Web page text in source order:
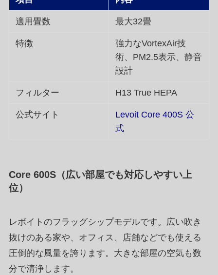
適用畳数 最大32畳
特徴
強力なVortexAir技
術、PM2.5表示、静音
設計
フィルター H13 True HEPA
公式サイト
Levoit Core 400S 公
式
Core 600S（広い部屋でも対応しやすい上
位）
レボイトのフラッグシップモデルです。広い吹き
抜けのある家や、オフィス、店舗などでも使える
圧倒的な風量を誇ります。大きな部屋の空気も数
分で清浄します。